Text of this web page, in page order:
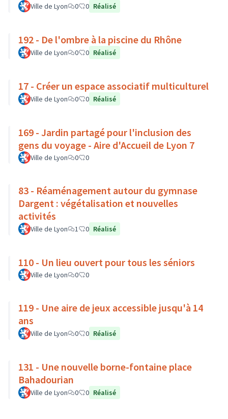
Ville de Lyon 0 0 Réalisé
192 - De l'ombre à la piscine du Rhône
Ville de Lyon 0 0 Réalisé
17 - Créer un espace associatif multiculturel
Ville de Lyon 0 0 Réalisé
169 - Jardin partagé pour l'inclusion des
gens du voyage - Aire d'Accueil de Lyon 7
Ville de Lyon 0 0
83 - Réaménagement autour du gymnase
Dargent : végétalisation et nouvelles
activités
Ville de Lyon 1 0 Réalisé
110 - Un lieu ouvert pour tous les séniors
Ville de Lyon 0 0
119 - Une aire de jeux accessible jusqu'à 14
ans
Ville de Lyon 0 0 Réalisé
131 - Une nouvelle borne-fontaine place
Bahadourian
Ville de Lyon 0 0 Réalisé